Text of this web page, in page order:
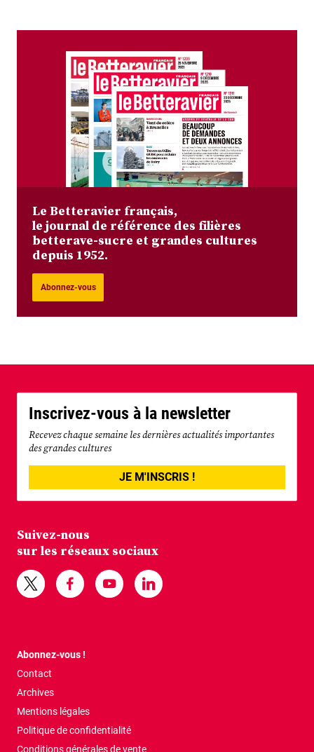
Le Betteravier français,
le journal de référence des filières
betterave-sucre et grandes cultures
depuis 1952.
Abonnez-vous
Inscrivez-vous à la newsletter
Recevez chaque semaine les dernières actualités importantes
des grandes cultures
JE M'INSCRIS !
Suivez-nous
sur les réseaux sociaux
Abonnez-vous !
Contact
Archives
Mentions légales
Politique de confidentialité
Conditions générales de vente